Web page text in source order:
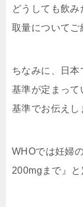
どうしても飲
取量についてご
ちなみに、日
基準が定まっ
基準でお伝えし
WHOでは妊婦
200mgまで』